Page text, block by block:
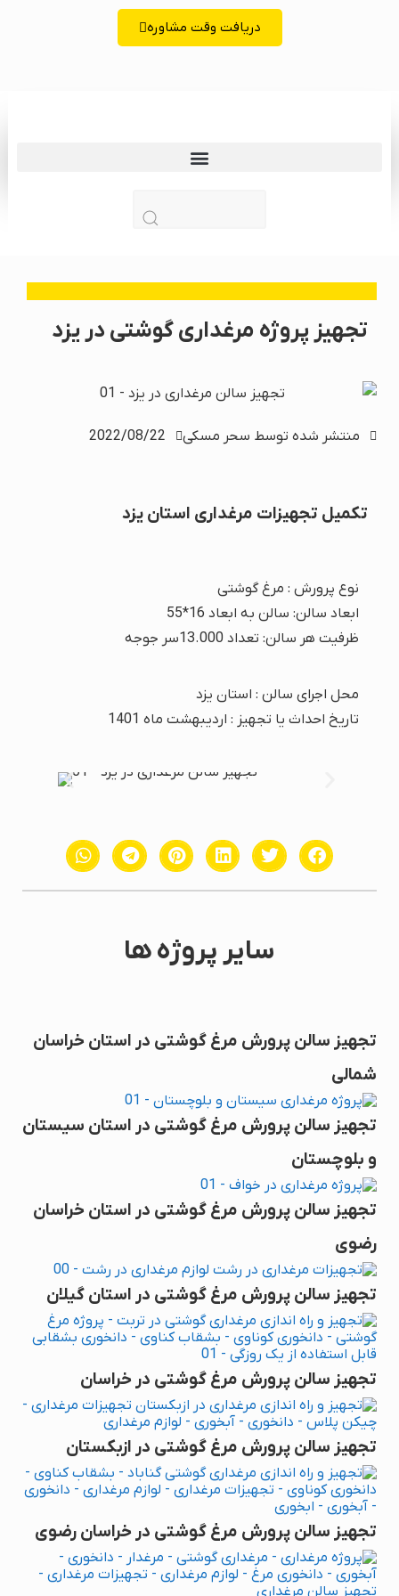
دریافت وقت مشاوره
تجهیز پروژه مرغداری گوشتی در یزد
منتشر شده توسط سحر مسکی 2022/08/22
تکمیل تجهیزات مرغداری استان یزد
نوع پرورش : مرغ گوشتی
ابعاد سالن: سالن به ابعاد 16*55
ظرفیت هر سالن: تعداد 13.000سر جوجه
محل اجرای سالن : استان یزد
تاریخ احداث یا تجهیز : اردیبهشت ماه 1401
سایر پروژه ها
تجهیز سالن پرورش مرغ گوشتی در استان خراسان
شمالی
تجهیز سالن پرورش مرغ گوشتی در استان سیستان
و بلوچستان
تجهیز سالن پرورش مرغ گوشتی در استان خراسان
رضوی
تجهیز سالن پرورش مرغ گوشتی در استان گیلان
تجهیز سالن پرورش مرغ گوشتی در خراسان
تجهیز سالن پرورش مرغ گوشتی در ازبکستان
تجهیز سالن پرورش مرغ گوشتی در خراسان رضوی